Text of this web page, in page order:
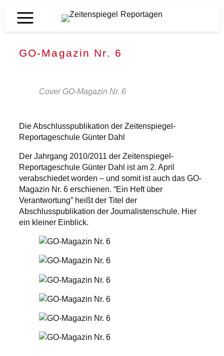
Inhalt
Zeitenspiegel
GO-Magazin Nr. 6
Cover GO-Magazin Nr. 6
Die Abschlusspublikation der Zeitenspiegel-
Reportageschule Günter Dahl
Der Jahrgang 2010/2011 der Zeitenspiegel-
Reportageschule Günter Dahl ist am 2. April
verabschiedet worden – und somit ist auch das GO-
Magazin Nr. 6 erschienen. “Ein Heft über
Verantwortung” heißt der Titel der
Abschlusspublikation der Journalistenschule. Hier
ein kleiner Einblick.